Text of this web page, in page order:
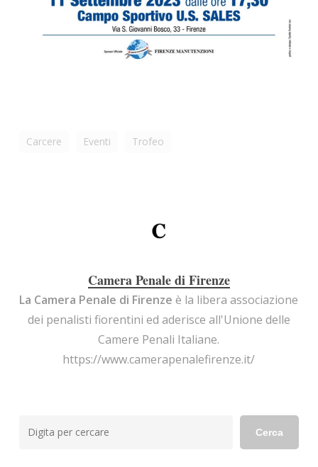
Carcere Eventi Trofeo
Camera Penale di Firenze
La Camera Penale di Firenze è la libera associazione
dei penalisti fiorentini ed aderisce all'Unione delle
Camere Penali Italiane.
https://www.camerapenalefirenze.it/
Cerca